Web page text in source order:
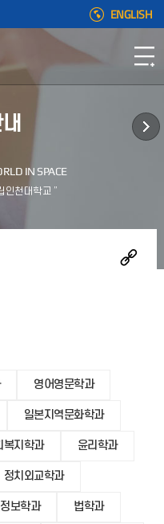
ENGLISH
영어영문학과
일본지역문화학과
복지학과 윤리학과
정치외교학과
보학과 법학과